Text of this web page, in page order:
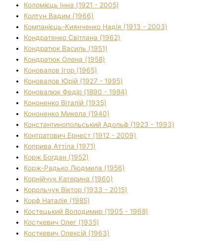
Коломієць Інна (1921 - 2005)
Колтун Вадим (1966)
Компанієць-Киянченко Надія (1913 - 2003)
Кондратенко Світлана (1962)
Кондратюк Василь (1951)
Кондратюк Олена (1958)
Коновалов Ігор (1965)
Коновалов Юрій (1927 - 1995)
Коновалюк Федір (1890 - 1984)
Кононенко Віталій (1935)
Кононенко Микола (1940)
Константинопольський Адольф (1923 - 1993)
Контратович Ернест (1912 - 2009)
Коприва Аттіла (1971)
Корж Богдан (1952)
Корж-Радько Людмила (1956)
Корнійчук Катерина (1960)
Корольчук Віктор (1933 - 2015)
Корф Наталія (1985)
Костецький Володимир (1905 - 1968)
Косткевич Олег (1935)
Косткевич Олексій (1963)